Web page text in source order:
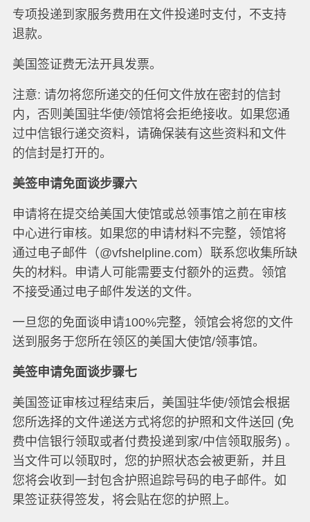
专项投递到家服务费用在文件投递时支付，不支持
退款。
美国签证费无法开具发票。
注意: 请勿将您所递交的任何文件放在密封的信封
内，否则美国驻华使/领馆将会拒绝接收。如果您通
过中信银行递交资料，请确保装有这些资料和文件
的信封是打开的。
美签申请免面谈步骤六
申请将在提交给美国大使馆或总领事馆之前在审核
中心进行审核。如果您的申请材料不完整，领馆将
通过电子邮件（@vfshelpline.com）联系您收集所缺
失的材料。申请人可能需要支付额外的运费。领馆
不接受通过电子邮件发送的文件。
一旦您的免面谈申请100%完整，领馆会将您的文件
送到服务于您所在领区的美国大使馆/领事馆。
美签申请免面谈步骤七
美国签证审核过程结束后，美国驻华使/领馆会根据
您所选择的文件递送方式将您的护照和文件送回 (免
费中信银行领取或者付费投递到家/中信领取服务) 。
当文件可以领取时，您的护照状态会被更新，并且
您将会收到一封包含护照追踪号码的电子邮件。如
果签证获得签发，将会贴在您的护照上。